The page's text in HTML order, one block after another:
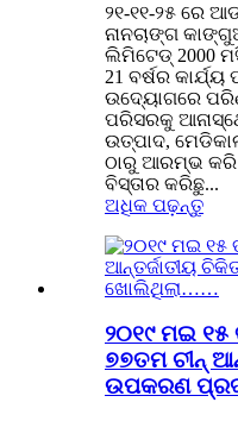
୨୧-୧୧-୨୫ ରେ
ନାନଚାଙ୍ଗ
ଲିମିଟେଡ୍ 2000
21 ବର୍ଷର
ଉଦ୍ୟୋଗରେ
ପରିସରକୁ
ଉତ୍ପାଦ,
ଠାରୁ ଆରମ୍ଭ କରି
ବିସ୍ତାର କରିଛୁ...
ଅଧିକ ପଢ଼ନ୍ତୁ
୨୦୧୯ ମଇ ୧୫
୭୭ତମ ଚୀନ୍
ଉପକରଣ